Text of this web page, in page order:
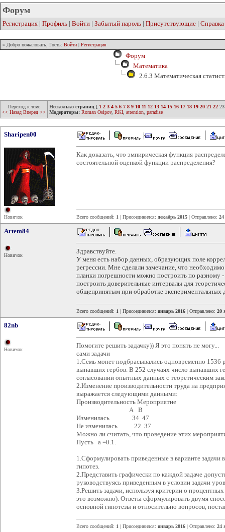
Форум
Регистрация | Профиль | Войти | Забытый пароль | Присутствующие | Справка
» Добро пожаловать, Гость: Войти | Регистрация
Форум
Математика
2.6.3 Математическая
Переход к теме
<< Назад Вперед >>
Несколько страниц [ 1 2 3 4 5 6 7 8 9 10 11 12 13 14 15 16 17 18 19 20 21 22 23
Модераторы: Roman Osipov, RKI attention paradise
Sharipen00
Новичок
Как доказать, что эмпирическая функция
состоятельной оценкой функции распределения?
Всего сообщений: 1 | Присоединился: декабрь 2015 | Отправлено: 24
Artem84
Новичок
Здравствуйте.
У меня есть набор данных, образующих поле
регрессии. Мне сделали замечание, что
планки погрешности можно построить по разному
построить доверительные интервалы для
общепринятым при обработке
Всего сообщений: 1 | Присоединился: январь 2016 | Отправлено: 20
82nb
Новичок
Помогите решить задачку)) Я это понять не могу...
сами задачи
1.Семь монет подбрасывались одновременно 1536
выпавших гербов. В 252 случаях число выпавших
согласовании опытных данных с теоретическим
2.Изменение производительности труда на
выражается следующими данными:
Производительность Мероприятие
А В
Изменилась 34 47
Не изменилась 22 37
Можно ли считать, что проведение этих
Пусть a =0.1.
1.Сформулировать приведенные в варианте задачи
гипотез.
2.Представить графически по каждой задаче
руководствуясь приведенным в условии задачи
3.Решить задачи, используя критерии о
это возможно). Ответы сформулировать двумя
основной гипотезы и относительно вопросов,
Всего сообщений: 1 | Присоединился: январь 2016 | Отправлено: 24